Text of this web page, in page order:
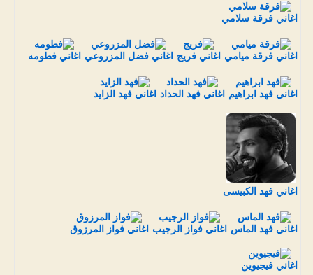
اغاني فرقة سلامي
اغاني فرقة ميامي اغاني فريج اغاني فضل المزروعي اغاني فطومه
اغاني فهد ابراهيم اغاني فهد الحداد اغاني فهد الزايد
اغاني فهد الكبيسى
اغاني فهد الماس اغاني فواز الرجيب اغاني فواز المرزوق
اغاني فيجيوين